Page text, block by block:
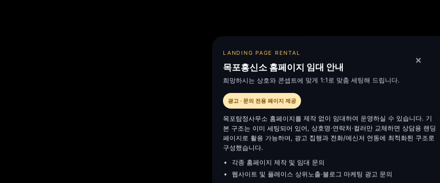
LANDING PAGE RENTAL
목포흥신소 홈페이지 임대 안내
희망하시는 상호와 콘셉트에 맞게 1:1로 맞춤 세팅해 드립니다.
✕
광고 · 문의 전용 페이지 제공
목포탐정사무소 홈페이지를 제작 없이 임대하여 운영하실 수 있습니다. 기
본 구조는 이미 세팅되어 있어, 상호명·연락처·컬러만 교체하면 상담용 랜딩
페이지로 활용 가능하며, 광고 집행과 전화/메신저 연동에 최적화된 구조로
구성했습니다.
각종 홈페이지 제작 및 임대 문의
웹사이트 및 플레이스 상위노출·블로그 마케팅 광고 문의